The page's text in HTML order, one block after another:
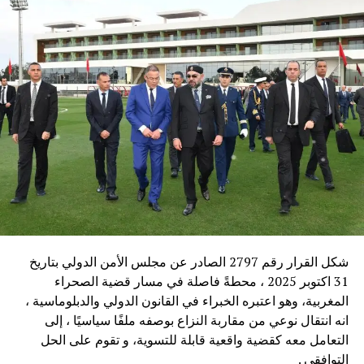
الفضاء الخاص إلى المجتمع او ما يمثل هذا المجتمع من سلطات
و ومؤسسات هيئات حقوقية قانونية من أجل بناء الوعي العام
في موضوع الحكم الذاتي، وخلق كثلة بشرية يقضة لها روح
وطنية وغيرة شديدة ولكنها عقلانية
من أجل إنتاج ما يبني هذا الوعي العام و هي فرصة لفتح النقاش
والمساهمة في إدراك أبعاد الحكم الذاتي، فالقرار الصادر عن
هيئة الامن بالامم المتحدة، أصبح فرصة لتجديد الالتفاف والتعبئة
الوطنية ونو وضع لا تعيشه الا الأمم العميقة في تاريخها القوية
في شخصيتها،
2 يعتبر النقاش قبل الصياغة لمشروع الحكم الذاتي فرصة
والاجتماعية.
إن تأزر السياسي و الاقتصادي من أجل خلق وبناء حاضنة
اجتماعية كركن من الاركان الثلاثة وهي شرط للتمكين، وفرصة
لضخ الأفكار وتجديد للمواقع العمل وتحديد الأدوار داخل
المؤسسات الوطنية، والهيئات السياسية، والمدنية، مع تنظيم
شكل القرار رقم 2797 الصادر عن مجلس الأمن الدولي بتاريخ
31 اكتوبر 2025 ، محطةً فاصلة في مسار قضية الصحراء
المغربية، وهو اعتبره الخبراء في القانون الدولي والدبلوماسية ،
انه انتقال نوعي من مقاربة النزاع بوصفه ملفًا سياسيًا ، إلى
التعامل معه كقضية واقعية قابلة للتسوية، و تقوم على الحل
التوافقي .